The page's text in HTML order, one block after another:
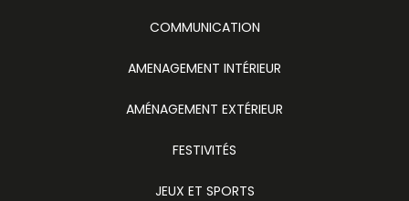
COMMUNICATION
AMENAGEMENT INTÉRIEUR
AMÉNAGEMENT EXTÉRIEUR
FESTIVITÉS
JEUX ET SPORTS